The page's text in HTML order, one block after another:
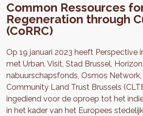
Common Ressources
Regeneration through
(CoRRC)
Op 19 januari 2023 heeft Perspective
met Urban, Visit, Stad Brussel,
nabuurschapsfonds, Osmos
Community Land Trust Brussels
ingediend voor de oproep tot het
in het kader van het Europees